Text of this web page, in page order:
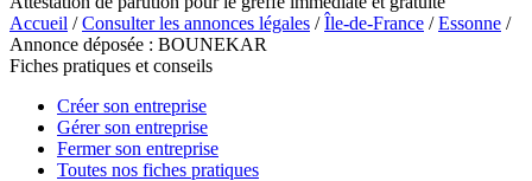
Accueil /Consulter les annonces légales /Île-de-France /Essonne /
Annonce déposée : BOUNEKAR
Fiches pratiques et conseils
Créer son entreprise
Gérer son entreprise
Fermer son entreprise
Toutes nos fiches pratiques